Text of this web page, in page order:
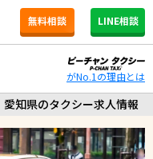
無料相談 LINE相談
がNo.1の理由とは
愛知県のタクシー求人情報